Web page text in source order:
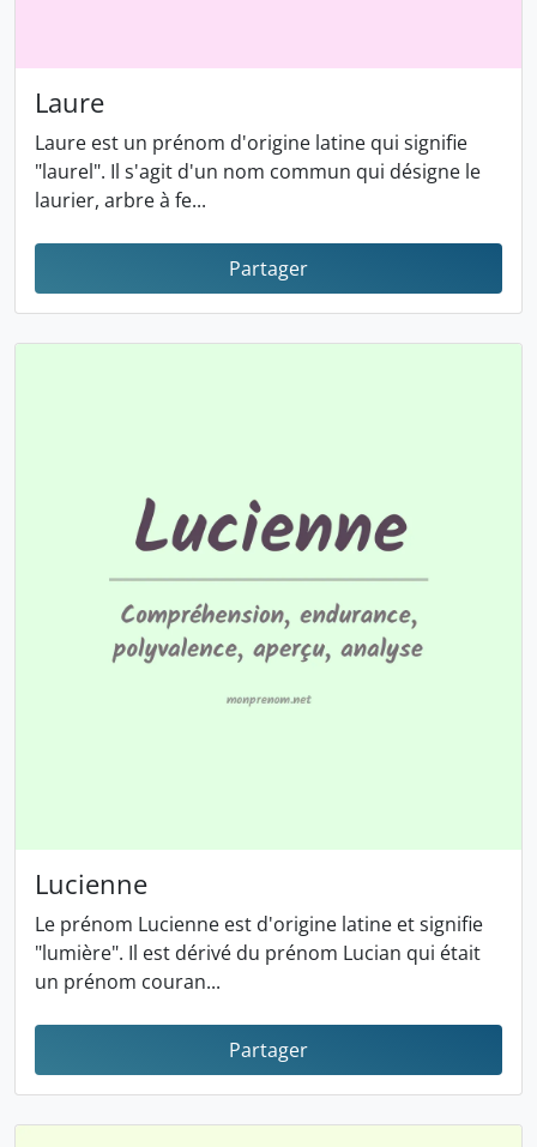
Laure
Laure est un prénom d'origine latine qui signifie
"laurel". Il s'agit d'un nom commun qui désigne le
laurier, arbre à fe...
Partager
Lucienne
Le prénom Lucienne est d'origine latine et signifie
"lumière". Il est dérivé du prénom Lucian qui était
un prénom couran...
Partager